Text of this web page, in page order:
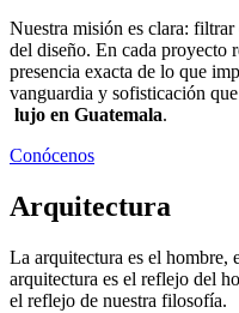
Nuestra misión es clara:
del diseño. En cada proyecto
presencia exacta de lo que
vanguardia y sofisticación
lujo en Guatemala.
Conócenos
Arquitectura
La arquitectura es el hombre,
arquitectura es el reflejo del
el reflejo de nuestra filosofía.